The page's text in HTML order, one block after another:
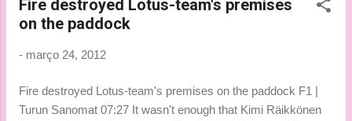
Fire destroyed Lotus-team's premises
on the paddock
- março 24, 2012
Fire destroyed Lotus-team's premises on the paddock F1 |
Turun Sanomat 07:27 It wasn't enough that Kimi Räikkönen